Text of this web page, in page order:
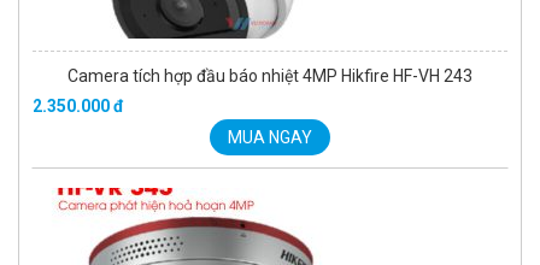
Camera tích hợp đầu báo nhiệt 4MP Hikfire HF-VH 243
2.350.000 đ
MUA NGAY